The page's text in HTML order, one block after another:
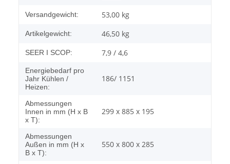
Versandgewicht: 53,00 kg
Artikelgewicht: 46,50 kg
SEER I SCOP: 7,9 / 4,6
Energiebedarf pro
Jahr Kühlen /
Heizen:
186/ 1151
Abmessungen
Innen in mm (H x B
x T):
299 x 885 x 195
Abmessungen
Außen in mm (H x
B x T):
550 x 800 x 285